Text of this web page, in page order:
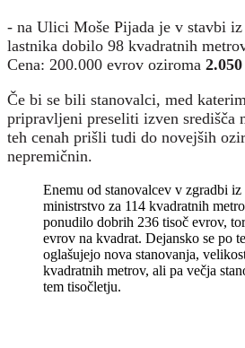
- na Ulici Moše Pijada je v stavbi iz
lastnika dobilo 98 kvadratnih
Cena: 200.000 evrov oziroma
Če bi se bili stanovalci, med
pripravljeni preseliti izven središča
teh cenah prišli tudi do novejših
nepremičnin.
Enemu od stanovalcev v zgradbi iz
ministrstvo za 114 kvadratnih
ponudilo dobrih 236 tisoč evrov,
evrov na kvadrat. Dejansko se po
oglašujejo nova stanovanja,
kvadratnih metrov, ali pa večja
tem tisočletju.